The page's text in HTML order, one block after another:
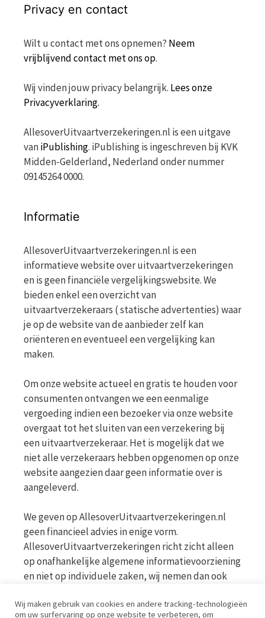
Privacy en contact
Wilt u contact met ons opnemen? Neem
vrijblijvend contact met ons op.
Wij vinden jouw privacy belangrijk. Lees onze
Privacyverklaring.
AllesoverUitvaartverzekeringen.nl is een uitgave
vaniPublishing. iPublishing is ingeschreven bij KVK
Midden-Gelderland, Nederland onder nummer
09145264 0000.
Informatie
AllesoverUitvaartverzekeringen.nl is een
informatieve website over uitvaartverzekeringen
en is geen financiële vergelijkingswebsite. We
bieden enkel een overzicht van
uitvaartverzekeraars ( statische advertenties) waar
je op de website van de aanbieder zelf kan
oriënteren en eventueel een vergelijking kan
maken.
Om onze website actueel en gratis te houden voor
consumenten ontvangen we een eenmalige
vergoeding indien een bezoeker via onze website
overgaat tot het sluiten van een verzekering bij
een uitvaartverzekeraar. Het is mogelijk dat we
niet alle verzekeraars hebben opgenomen op onze
website aangezien daar geen informatie over is
aangeleverd.
We geven op AllesoverUitvaartverzekeringen.nl
geen financieel advies in enige vorm.
AllesoverUitvaartverzekeringen richt zicht alleen
op onafhankelijke algemene informatievoorziening
en niet op individuele zaken, wij nemen dan ook
voor meer informatie op de website van de AFM
Wij maken gebruik van cookies en andere tracking-technologieën
om uw surfervaring op onze website te verbeteren, om